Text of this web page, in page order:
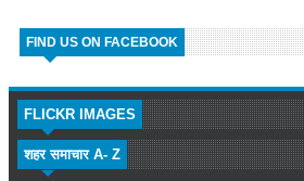
FIND US ON FACEBOOK
FLICKR IMAGES
शहर समाचार A- Z